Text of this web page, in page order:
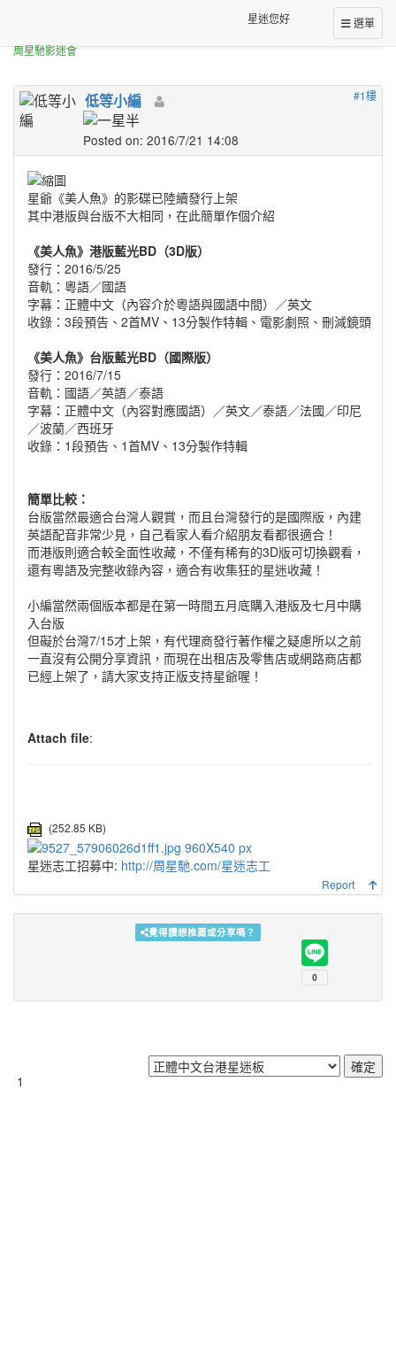
選單
星迷您好
周星馳影迷會
#1樓
低等小編
Posted on: 2016/7/21 14:08
星爺《美人魚》的影碟已陸續發行上架
其中港版與台版不大相同，在此簡單作個介紹
《美人魚》港版藍光BD（3D版）
發行：2016/5/25
音軌：粵語／國語
字幕：正體中文（內容介於粵語與國語中間）／英文
收錄：3段預告、2首MV、13分製作特輯、電影劇照、刪減鏡頭
《美人魚》台版藍光BD（國際版）
發行：2016/7/15
音軌：國語／英語／泰語
字幕：正體中文（內容對應國語）／英文／泰語／法國／印尼
／波蘭／西班牙
收錄：1段預告、1首MV、13分製作特輯
簡單比較：
台版當然最適合台灣人觀賞，而且台灣發行的是國際版，內建
英語配音非常少見，自己看家人看介紹朋友看都很適合！
而港版則適合較全面性收藏，不僅有稀有的3D版可切換觀看，
還有粵語及完整收錄內容，適合有收集狂的星迷收藏！
小編當然兩個版本都是在第一時間五月底購入港版及七月中購
入台版
但礙於台灣7/15才上架，有代理商發行著作權之疑慮所以之前
一直沒有公開分享資訊，而現在出租店及零售店或網路商店都
已經上架了，請大家支持正版支持星爺喔！
Attach file:
(252.85 KB)
星迷志工招募中: http://周星馳.com/星迷志工
Report
覺得讚想推薦或分享嗎？
1